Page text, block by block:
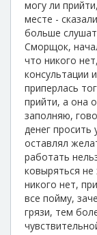
могу ли
месте -
больше
Сморщок,
что никого
консультации
приперлась
прийти, а она
заполняю,
денег просить
оставлял
работать
ковыряться
никого нет,
все пойму,
грязи, тем